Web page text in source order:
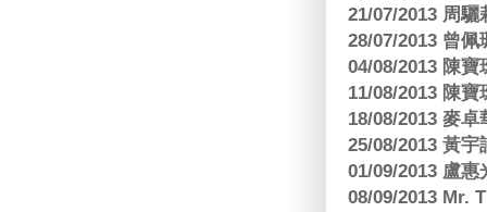
21/07/2013 周
28/07/2013 曾
04/08/2013 陳
11/08/2013 陳
18/08/2013 麥
25/08/2013 黃
01/09/2013 盧
08/09/2013 Mr.